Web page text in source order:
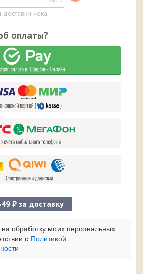
чека.
оплаты?
₽ за доставку
обработку моих персональных
с Политикой